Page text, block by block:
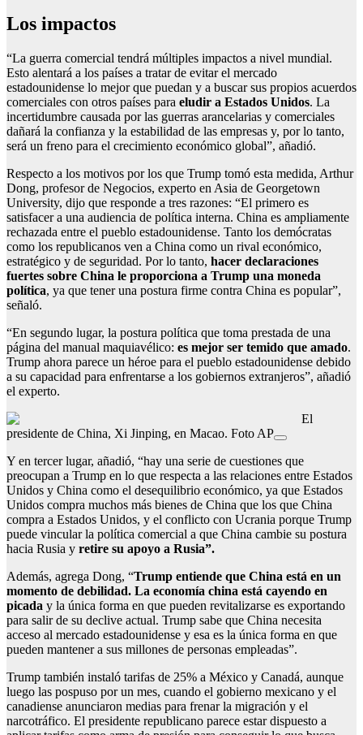
Los impactos
“La guerra comercial tendrá múltiples impactos a nivel mundial.
Esto alentará a los países a tratar de evitar el mercado
estadounidense lo mejor que puedan y a buscar sus propios acuerdos
comerciales con otros países para eludir a Estados Unidos. La
incertidumbre causada por las guerras arancelarias y comerciales
dañará la confianza y la estabilidad de las empresas y, por lo tanto,
será un freno para el crecimiento económico global”, añadió.
Respecto a los motivos por los que Trump tomó esta medida, Arthur
Dong, profesor de Negocios, experto en Asia de Georgetown
University, dijo que responde a tres razones: “El primero es
satisfacer a una audiencia de política interna. China es ampliamente
rechazada entre el pueblo estadounidense. Tanto los demócratas
como los republicanos ven a China como un rival económico,
estratégico y de seguridad. Por lo tanto, hacer declaraciones
fuertes sobre China le proporciona a Trump una moneda
política, ya que tener una postura firme contra China es popular”,
señaló.
“En segundo lugar, la postura política que toma prestada de una
página del manual maquiavélico: es mejor ser temido que amado.
Trump ahora parece un héroe para el pueblo estadounidense debido
a su capacidad para enfrentarse a los gobiernos extranjeros”, añadió
el experto.
El
presidente de China, Xi Jinping, en Macao. Foto AP
Y en tercer lugar, añadió, “hay una serie de cuestiones que
preocupan a Trump en lo que respecta a las relaciones entre Estados
Unidos y China como el desequilibrio económico, ya que Estados
Unidos compra muchos más bienes de China que los que China
compra a Estados Unidos, y el conflicto con Ucrania porque Trump
puede vincular la política comercial a que China cambie su postura
hacia Rusia y retire su apoyo a Rusia”.
Además, agrega Dong, “Trump entiende que China está en un
momento de debilidad. La economía china está cayendo en
picada y la única forma en que pueden revitalizarse es exportando
para salir de su declive actual. Trump sabe que China necesita
acceso al mercado estadounidense y esa es la única forma en que
pueden mantener a sus millones de personas empleadas”.
Trump también instaló tarifas de 25% a México y Canadá, aunque
luego las pospuso por un mes, cuando el gobierno mexicano y el
canadiense anunciaron medias para frenar la migración y el
narcotráfico. El presidente republicano parece estar dispuesto a